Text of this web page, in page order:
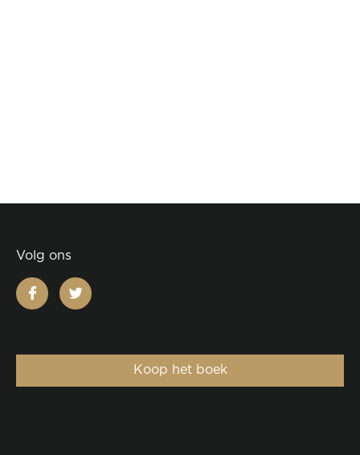
Volg ons
facebooktwitter
Koop het boek